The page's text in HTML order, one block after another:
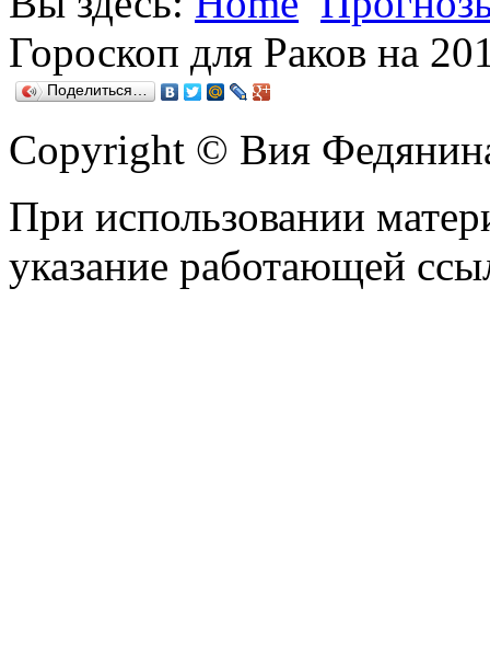
Гороскоп для Раков на
Поделиться…
Copyright © Вия
При использовании
указание работающей